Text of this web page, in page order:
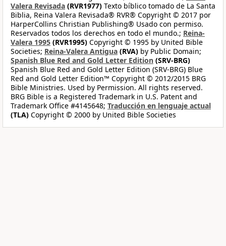
Valera Revisada (RVR1977) Texto bíblico tomado de La Santa
Biblia, Reina Valera Revisada® RVR® Copyright © 2017 por
HarperCollins Christian Publishing® Usado con permiso.
Reservados todos los derechos en todo el mundo.; Reina-
Valera 1995 (RVR1995) Copyright © 1995 by United Bible
Societies; Reina-Valera Antigua (RVA) by Public Domain;
Spanish Blue Red and Gold Letter Edition (SRV-BRG)
Spanish Blue Red and Gold Letter Edition (SRV-BRG) Blue
Red and Gold Letter Edition™ Copyright © 2012/2015 BRG
Bible Ministries. Used by Permission. All rights reserved.
BRG Bible is a Registered Trademark in U.S. Patent and
Trademark Office #4145648; Traducción en lenguaje actual
(TLA) Copyright © 2000 by United Bible Societies